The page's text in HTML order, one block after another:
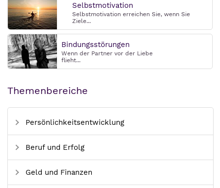
Selbstmotivation
Selbstmotivation erreichen Sie, wenn Sie
Ziele...
Bindungsstörungen
Wenn der Partner vor der Liebe
flieht...
Themenbereiche
Persönlichkeitsentwicklung
Beruf und Erfolg
Geld und Finanzen